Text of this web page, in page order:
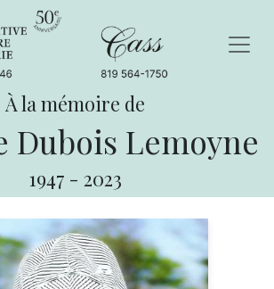
À la mémoire de
Dubois Lemoyne
1947 - 2023